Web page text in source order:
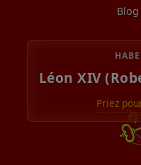
Léon XIV
Priez